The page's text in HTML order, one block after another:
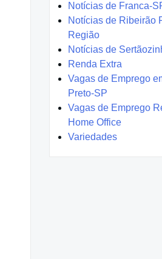
Notícias de Franca-
Notícias de Ribeirão
Região
Notícias de
Renda Extra
Vagas de Emprego
Preto-SP
Vagas de Emprego
Home Office
Variedades